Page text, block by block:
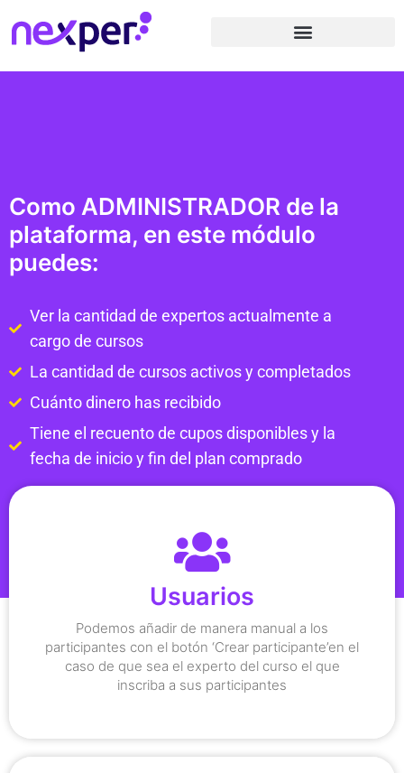
Como ADMINISTRADOR de la
plataforma, en este módulo
puedes:
Ver la cantidad de expertos actualmente a
cargo de cursos
La cantidad de cursos activos y completados
Cuánto dinero has recibido
Tiene el recuento de cupos disponibles y la
fecha de inicio y fin del plan comprado
Usuarios
Podemos añadir de manera manual a los
participantes con el botón ‘Crear participante’en el
caso de que sea el experto del curso el que
inscriba a sus participantes
También, puedes exportar una lista de
tus participantes en un archivo de
Excel.
Si deseas hacer una inscripción masiva,
deberás comunicarte con el equipo de soporte
de Nexper, para apoyarte en esta acción.